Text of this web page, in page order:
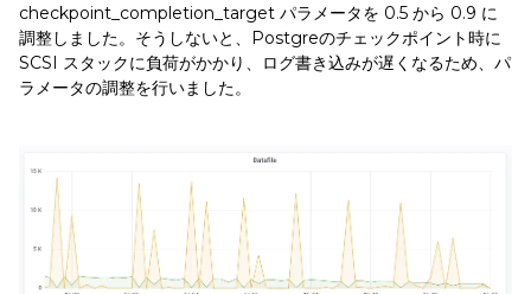
checkpoint_completion_target パラメータを 0.5 から 0.9 に
調整しました。そうしないと、Postgreのチェックポイント時に
SCSI スタックに負荷がかかり、ログ書き込みが遅くなるため、パ
ラメータの調整を行いました。